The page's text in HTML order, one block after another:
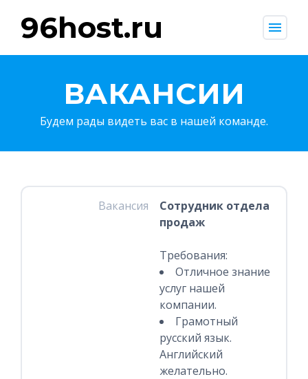
96host.ru menu
ВАКАНСИИ
Будем рады видеть вас в нашей команде.
Вакансия
Сотрудник отдела
продаж
Требования:
Отличное знание
услуг нашей
компании.
Грамотный
русский язык.
Английский
желательно.